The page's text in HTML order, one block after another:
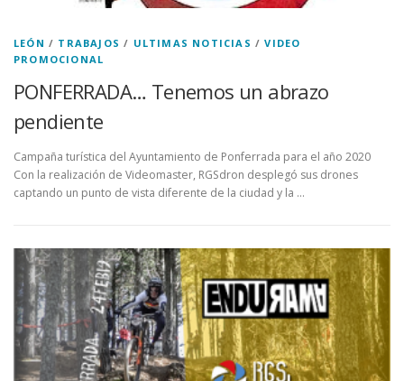
LEÓN / TRABAJOS / ULTIMAS NOTICIAS /VIDEO
PROMOCIONAL
PONFERRADA… Tenemos un abrazo
pendiente
Campaña turística del Ayuntamiento de Ponferrada para el año 2020
Con la realización de Videomaster, RGSdron desplegó sus drones
captando un punto de vista diferente de la ciudad y la …